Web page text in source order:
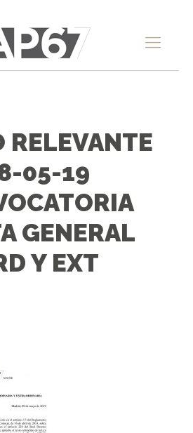
RELEVANTE
05-19
GENERAL
Y EXT